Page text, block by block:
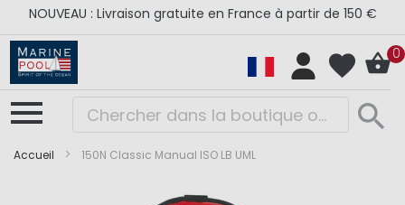
NOUVEAU : Livraison gratuite en France à partir de 150 €
0
Accueil 150N Classic Manual ISO LB UML